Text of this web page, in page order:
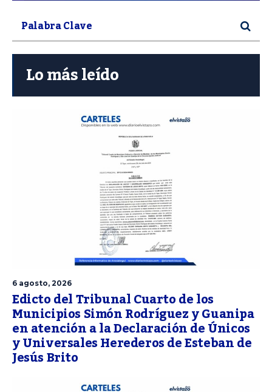
Lo más leído
6 agosto, 2026
Edicto del Tribunal Cuarto de los
Municipios Simón Rodríguez y Guanipa
en atención a la Declaración de Únicos
y Universales Herederos de Esteban de
Jesús Brito